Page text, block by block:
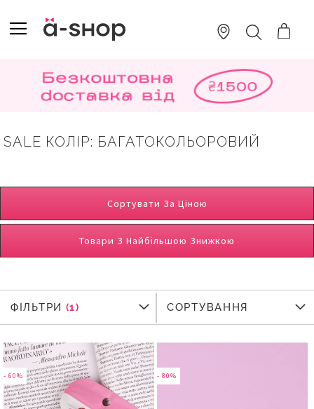
TO
CONTENT
ПОШУК
SALE КОЛІР: БАГАТОКОЛЬОРОВИЙ
Сортувати За Ціною
Товари З Найбільшою Знижкою
- 60% - 80%
ФІЛЬТРИ
ФІЛЬТРИ СОРТУВАННЯ